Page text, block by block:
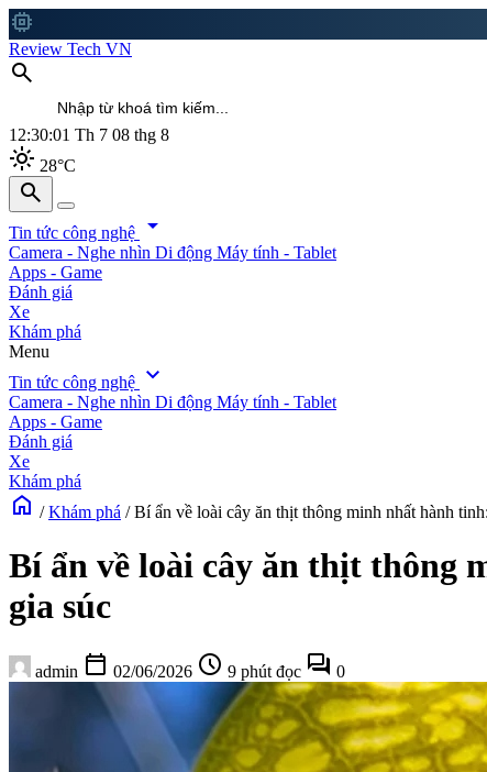
memory
Review Tech VN
search
12:30:03 Th 7 08 thg 8
light_mode 28°C
search
search
Tin tức công nghệ arrow_drop_down
Camera - Nghe nhìn Di động Máy tính - Tablet
Apps - Game
Đánh giá
Xe
Khám phá
Menu
Tin tức công nghệ expand_more
Camera - Nghe nhìn Di động Máy tính - Tablet
Apps - Game
Đánh giá
Xe
Khám phá
home / Khám phá / Bí ẩn về loài cây ăn thịt thông minh nhất hành
Bí ẩn về loài cây ăn thịt thông
gia súc
admin calendar_today 02/06/2026 schedule 9 phút đọc forum 0